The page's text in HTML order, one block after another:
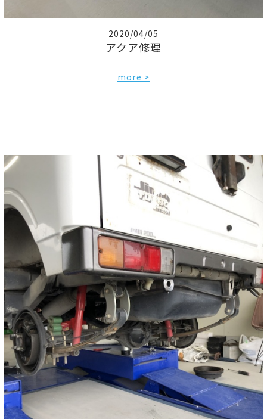
2020/04/05
アクア修理
more >